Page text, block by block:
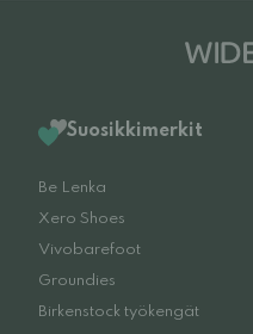
Suosikkimerkit
Be Lenka
Xero Shoes
Vivobarefoot
Groundies
Birkenstock työkengät